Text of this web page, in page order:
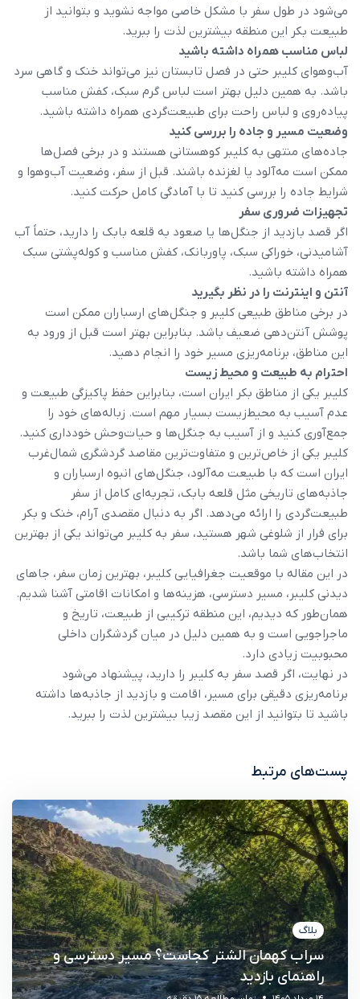
می‌شود در طول سفر با مشکل خاصی مواجه نشوید و بتوانید از
طبیعت بکر این منطقه بیشترین لذت را ببرید.
لباس مناسب همراه داشته باشید
آب‌وهوای کلیبر حتی در فصل تابستان نیز می‌تواند خنک و گاهی سرد
باشد. به همین دلیل بهتر است لباس گرم سبک، کفش مناسب
پیاده‌روی و لباس راحت برای طبیعت‌گردی همراه داشته باشید.
وضعیت مسیر و جاده را بررسی کنید
جاده‌های منتهی به کلیبر کوهستانی هستند و در برخی فصل‌ها
ممکن است مه‌آلود یا لغزنده باشند. قبل از سفر، وضعیت آب‌وهوا و
شرایط جاده را بررسی کنید تا با آمادگی کامل حرکت کنید.
تجهیزات ضروری سفر
اگر قصد بازدید از جنگل‌ها یا صعود به قلعه بابک را دارید، حتماً آب
آشامیدنی، خوراکی سبک، پاوربانک، کفش مناسب و کوله‌پشتی سبک
همراه داشته باشید.
آنتن و اینترنت را در نظر بگیرید
در برخی مناطق طبیعی کلیبر و جنگل‌های ارسباران ممکن است
پوشش آنتن‌دهی ضعیف باشد. بنابراین بهتر است قبل از ورود به
این مناطق، برنامه‌ریزی مسیر خود را انجام دهید.
احترام به طبیعت و محیط زیست
کلیبر یکی از مناطق بکر ایران است، بنابراین حفظ پاکیزگی طبیعت و
عدم آسیب به محیط‌زیست بسیار مهم است. زباله‌های خود را
جمع‌آوری کنید و از آسیب به جنگل‌ها و حیات‌وحش خودداری کنید.
کلیبر یکی از خاص‌ترین و متفاوت‌ترین مقاصد گردشگری شمال‌غرب
ایران است که با طبیعت مه‌آلود، جنگل‌های انبوه ارسباران و
جاذبه‌های تاریخی مثل قلعه بابک، تجربه‌ای کامل از سفر
طبیعت‌گردی را ارائه می‌دهد. اگر به دنبال مقصدی آرام، خنک و بکر
برای فرار از شلوغی شهر هستید، سفر به کلیبر می‌تواند یکی از بهترین
انتخاب‌های شما باشد.
در این مقاله با موقعیت جغرافیایی کلیبر، بهترین زمان سفر، جاهای
دیدنی کلیبر، مسیر دسترسی، هزینه‌ها و امکانات اقامتی آشنا شدیم.
همان‌طور که دیدیم، این منطقه ترکیبی از طبیعت، تاریخ و
ماجراجویی است و به همین دلیل در میان گردشگران داخلی
محبوبیت زیادی دارد.
در نهایت، اگر قصد سفر به کلیبر را دارید، پیشنهاد می‌شود
برنامه‌ریزی دقیقی برای مسیر، اقامت و بازدید از جاذبه‌ها داشته
باشید تا بتوانید از این مقصد زیبا بیشترین لذت را ببرید.
پست‌های مرتبط
بلاگ
سراب کهمان الشتر کجاست؟ مسیر دسترسی و
راهنمای بازدید